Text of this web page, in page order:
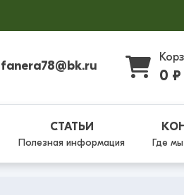
fanera78@bk.ru
0 ₽
СТАТЬИ
Полезная информация Где